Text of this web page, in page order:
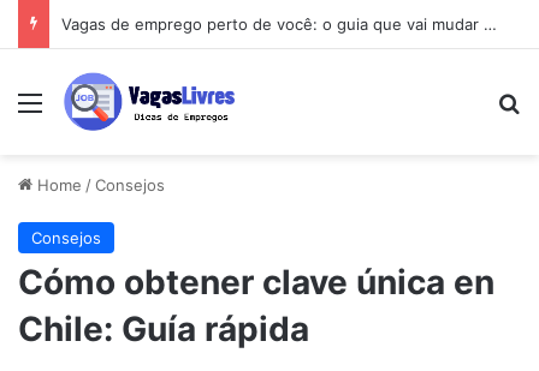
Tarifa Social de Energia 2026: Como Ter Conta de Com Desconto (Guia do Programa do Governo)
Menu
Home /Consejos
Consejos
Cómo obtener clave única en
Chile: Guía rápida